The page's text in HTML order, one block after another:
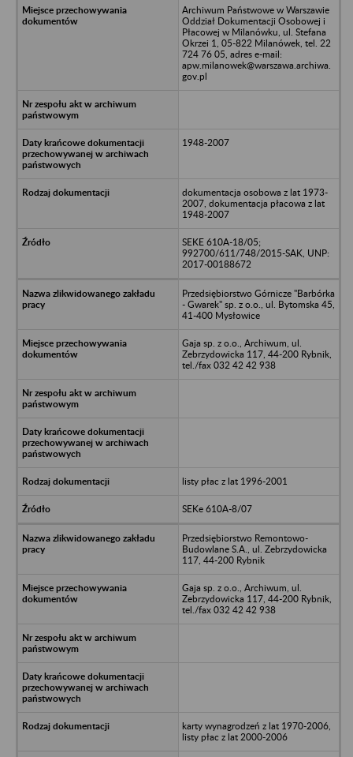
Archiwum Państwowe w Warszawie
Oddział Dokumentacji Osobowej i
Płacowej w Milanówku, ul. Stefana
Okrzei 1, 05-822 Milanówek, tel. 22
724 76 05, adres e-mail:
apw.milanowek@warszawa.archiwa.
gov.pl
1948-2007
dokumentacja osobowa z lat 1973-
2007, dokumentacja płacowa z lat
1948-2007
SEKE 610A-18/05;
992700/611/748/2015-SAK, UNP:
2017-00188672
Przedsiębiorstwo Górnicze "Barbórka
- Gwarek" sp. z o.o., ul. Bytomska 45,
41-400 Mysłowice
Gaja sp. z o.o., Archiwum, ul.
Zebrzydowicka 117, 44-200 Rybnik,
tel./fax 032 42 42 938
listy płac z lat 1996-2001
SEKe 610A-8/07
Przedsiębiorstwo Remontowo-
Budowlane S.A., ul. Zebrzydowicka
117, 44-200 Rybnik
Gaja sp. z o.o., Archiwum, ul.
Zebrzydowicka 117, 44-200 Rybnik,
tel./fax 032 42 42 938
karty wynagrodzeń z lat 1970-2006,
listy płac z lat 2000-2006